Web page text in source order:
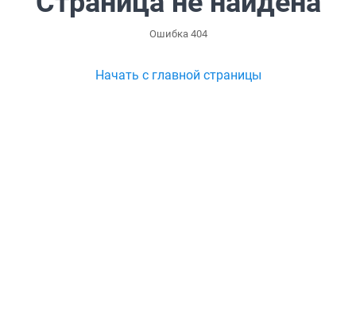
Ошибка 404
Начать с главной страницы